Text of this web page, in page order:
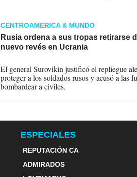
CENTROAMÉRICA & MUNDO
Rusia ordena a sus tropas retirarse
nuevo revés en Ucrania
El general Surovikin justificó el repliegue
proteger a los soldados rusos y acusó a las
bombardear a civiles.
ESPECIALES
REPUTACIÓN CA
ADMIRADOS